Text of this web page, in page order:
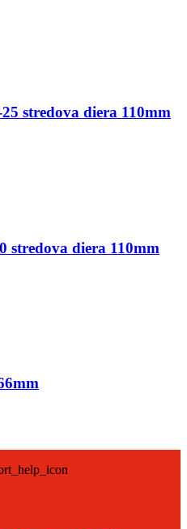
stredova diera 110mm
stredova diera 110mm